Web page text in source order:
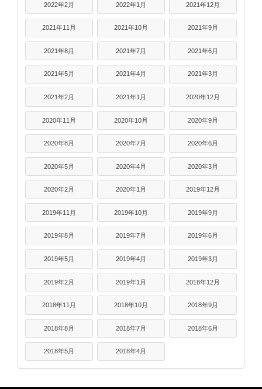
2022年2月 2022年1月 2021年12月
2021年11月 2021年10月 2021年9月
2021年8月 2021年7月 2021年6月
2021年5月 2021年4月 2021年3月
2021年2月 2021年1月 2020年12月
2020年11月 2020年10月 2020年9月
2020年8月 2020年7月 2020年6月
2020年5月 2020年4月 2020年3月
2020年2月 2020年1月 2019年12月
2019年11月 2019年10月 2019年9月
2019年8月 2019年7月 2019年6月
2019年5月 2019年4月 2019年3月
2019年2月 2019年1月 2018年12月
2018年11月 2018年10月 2018年9月
2018年8月 2018年7月 2018年6月
2018年5月 2018年4月